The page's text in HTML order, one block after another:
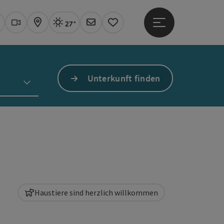
Webcams
KarteAktuelles Wetter Linz, sonnig
27°
Newsletter
Merkzettel
Hauptmenü öffnen
Unterkunft finden
Haustiere sind herzlich willkommen